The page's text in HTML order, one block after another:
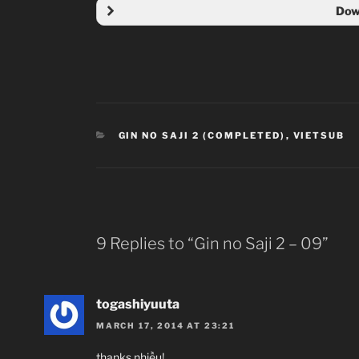
CATEGORIES
GIN NO SAJI 2 (COMPLETED) , VIETSUB
9 Replies to “Gin no Saji 2 – 09”
togashiyuuta
MARCH 17, 2014 AT 23:21